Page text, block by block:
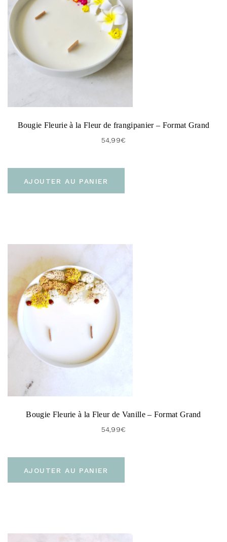
Bougie Fleurie à la Fleur de frangipanier – Format Grand
54,99€
AJOUTER AU PANIER
Bougie Fleurie à la Fleur de Vanille – Format Grand
54,99€
AJOUTER AU PANIER